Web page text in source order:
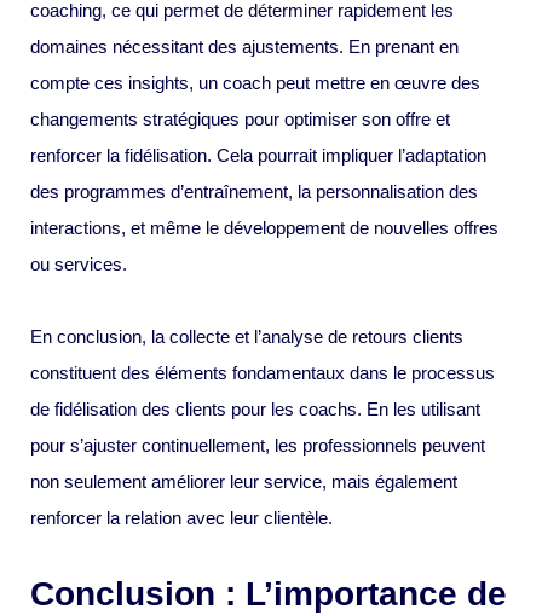
coaching, ce qui permet de déterminer rapidement les
domaines nécessitant des ajustements. En prenant en
compte ces insights, un coach peut mettre en œuvre des
changements stratégiques pour optimiser son offre et
renforcer la fidélisation. Cela pourrait impliquer l’adaptation
des programmes d’entraînement, la personnalisation des
interactions, et même le développement de nouvelles offres
ou services.
En conclusion, la collecte et l’analyse de retours clients
constituent des éléments fondamentaux dans le processus
de fidélisation des clients pour les coachs. En les utilisant
pour s’ajuster continuellement, les professionnels peuvent
non seulement améliorer leur service, mais également
renforcer la relation avec leur clientèle.
Conclusion : L’importance de